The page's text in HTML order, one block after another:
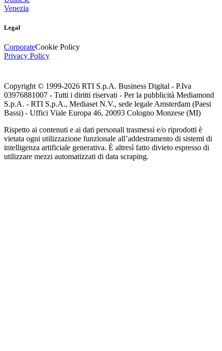
Venezia
Legal
CorporateCookie Policy
Privacy Policy
Copyright © 1999-2026 RTI S.p.A. Business Digital - P.Iva
03976881007 - Tutti i diritti riservati - Per la pubblicità Mediamond
S.p.A. - RTI S.p.A., Mediaset N.V., sede legale Amsterdam (Paesi
Bassi) - Uffici Viale Europa 46, 20093 Cologno Monzese (MI)
Rispetto ai contenuti e ai dati personali trasmessi e/o riprodotti è
vietata ogni utilizzazione funzionale all’addestramento di sistemi di
intelligenza artificiale generativa. È altresì fatto divieto espresso di
utilizzare mezzi automatizzati di data scraping.